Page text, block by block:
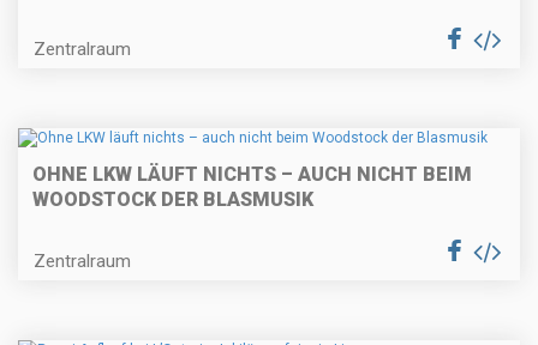
Zentralraum
OHNE LKW LÄUFT NICHTS – AUCH NICHT BEIM
WOODSTOCK DER BLASMUSIK
Zentralraum